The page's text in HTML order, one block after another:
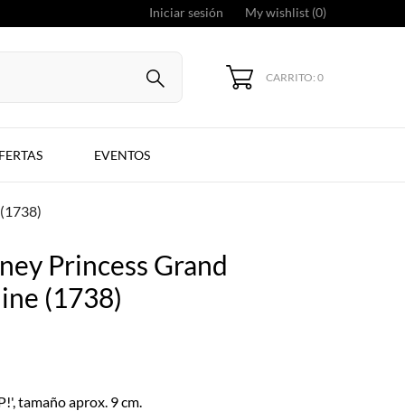
Iniciar sesión My wishlist (0)
CARRITO: 0
EVENTOS
Princess Grand
(1738)
tamaño aprox. 9 cm.